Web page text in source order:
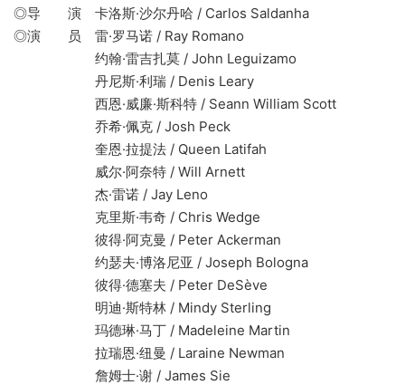
◎导 演 卡洛斯·沙尔丹哈 / Carlos Saldanha
◎演 员 雷·罗马诺 / Ray Romano
约翰·雷吉扎莫 / John Leguizamo
丹尼斯·利瑞 / Denis Leary
西恩·威廉·斯科特 / Seann William Scott
乔希·佩克 / Josh Peck
奎恩·拉提法 / Queen Latifah
威尔·阿奈特 / Will Arnett
杰·雷诺 / Jay Leno
克里斯·韦奇 / Chris Wedge
彼得·阿克曼 / Peter Ackerman
约瑟夫·博洛尼亚 / Joseph Bologna
彼得·德塞夫 / Peter DeSève
明迪·斯特林 / Mindy Sterling
玛德琳·马丁 / Madeleine Martin
拉瑞恩·纽曼 / Laraine Newman
詹姆士·谢 / James Sie